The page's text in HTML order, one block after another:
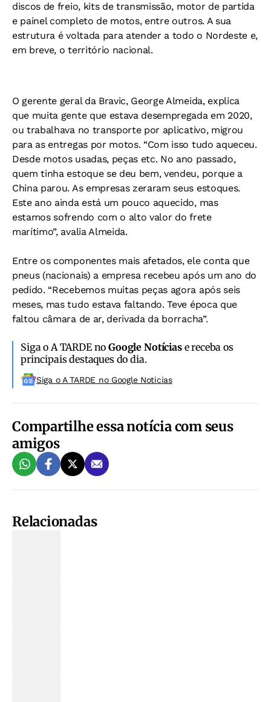
discos de freio, kits de transmissão, motor de partida
e painel completo de motos, entre outros. A sua
estrutura é voltada para atender a todo o Nordeste e,
em breve, o território nacional.
O gerente geral da Bravic, George Almeida, explica
que muita gente que estava desempregada em 2020,
ou trabalhava no transporte por aplicativo, migrou
para as entregas por motos. “Com isso tudo aqueceu.
Desde motos usadas, peças etc. No ano passado,
quem tinha estoque se deu bem, vendeu, porque a
China parou. As empresas zeraram seus estoques.
Este ano ainda está um pouco aquecido, mas
estamos sofrendo com o alto valor do frete
marítimo”, avalia Almeida.
Entre os componentes mais afetados, ele conta que
pneus (nacionais) a empresa recebeu após um ano do
pedido. “Recebemos muitas peças agora após seis
meses, mas tudo estava faltando. Teve época que
faltou câmara de ar, derivada da borracha”.
Siga o A TARDE noGoogle Notíciase receba os
principais destaques do dia.
Siga o A TARDE no Google Noticias
Compartilhe essa notícia com seus
amigos
Relacionadas